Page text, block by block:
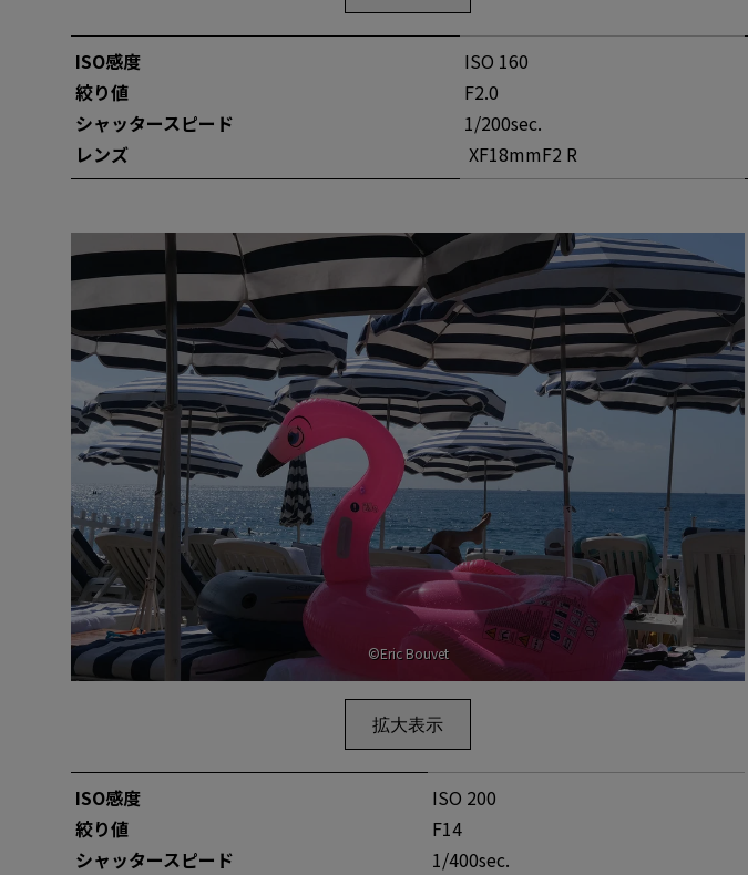
ISO感度
絞り値
シャッタースピー ド
レンズ
ISO 160
F2.0
1/200sec.
XF18mmF2 R
©Eric Bouvet
拡大表示
ISO感度
絞り値
シャッタースピー ド
ISO 200
F14
1/400sec.